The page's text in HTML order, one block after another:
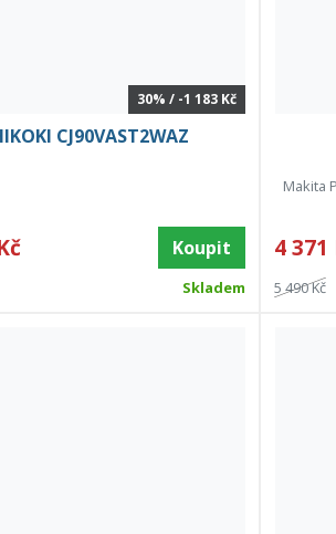
30% / -1 183 Kč
CJ90VAST2WAZ
Koupit
Skladem
Makita
4 371
5 490 Kč